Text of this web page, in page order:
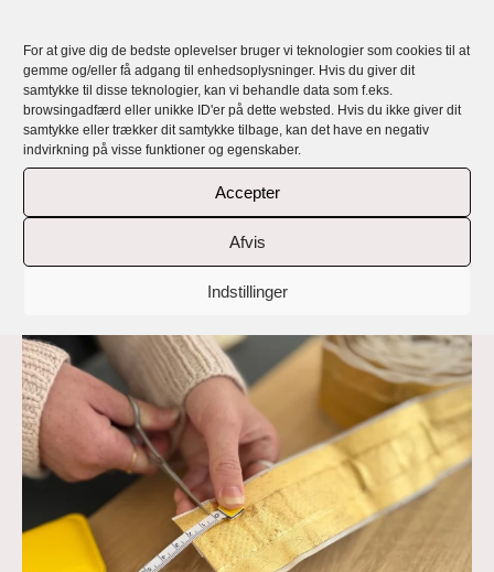
For at give dig de bedste oplevelser bruger vi teknologier som cookies til at
gemme og/eller få adgang til enhedsoplysninger. Hvis du giver dit
samtykke til disse teknologier, kan vi behandle data som f.eks.
browsingadfærd eller unikke ID'er på dette websted. Hvis du ikke giver dit
samtykke eller trækker dit samtykke tilbage, kan det have en negativ
indvirkning på visse funktioner og egenskaber.
Accepter
Afvis
Indstillinger